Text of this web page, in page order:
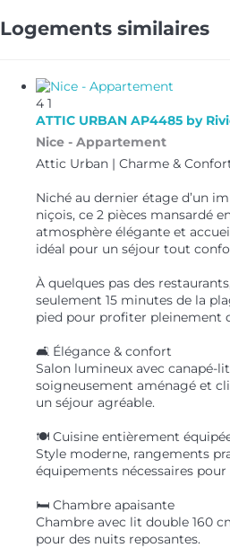
Logements similaires
4 1
ATTIC URBAN AP4485 by
Nice - Appartement
Attic Urban | Charme &
Niché au dernier étage d’un
niçois, ce 2 pièces mansardé
atmosphère élégante et
idéal pour un séjour tout
À quelques pas des
seulement 15 minutes de la
pied pour profiter pleinement
🛋️ Élégance & confort
Salon lumineux avec canapé-
soigneusement aménagé et
un séjour agréable.
🍽️ Cuisine entièrement
Style moderne, rangements
équipements nécessaires
🛏️ Chambre apaisante
Chambre avec lit double 160
pour des nuits reposantes.